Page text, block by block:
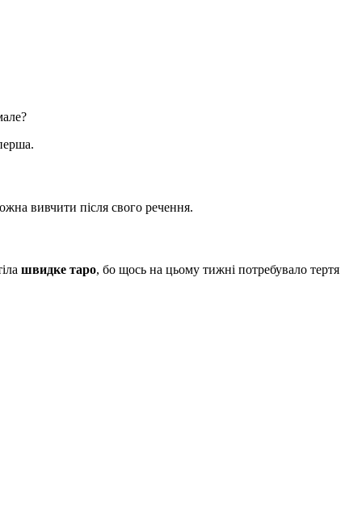
вивчити після свого речення.
швидке таро, бо щось на цьому тижні потребувало тертя